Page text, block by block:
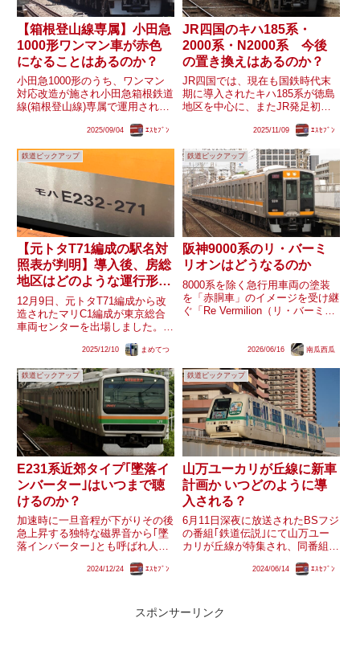
【箱根登山線専属】小田急
1000形ワンマン車が赤色
になることはあるのか？
小田急1000形のうち、ワンマン
対応改造が施され小田急箱根鉄道
線(箱根登山線)専属で運用されて
走っていた1000形は｢レーティッ
が、リニューアル車に置き換えら
れてからは運用は分かれ...
2025/09/04 ｴｽｾﾌﾞﾝ
JR四国のキハ185系・
2000系・N2000系 今後
の置き換えはあるのか？
JR四国では、現在も国鉄時代末
期に導入されたキハ185系が徳島
地区を中心に、またJR発足初期
山地区や高知地区を中心に活躍し
に譲渡された車両を含めると、
JR各社で最後とな...
2025/11/09 ｴｽｾﾌﾞﾝ
鉄道ピックアップ
【元トタT71編成の駅名対
照表が判明】導入後、房総
地区はどのような運行形態
になるのか
12月9日、元トタT71編成から改
造されたマリC1編成が東京総合
車両センターを出場しました。方
も明らかになっており、｢ワンマ
速｣といった特徴的な種別が表示
できるようになったとみら...
2025/12/10 まめてつ
鉄道ピックアップ
阪神9000系のリ・バーミ
リオンはどうなるのか
8000系を除く急行用車両の塗装
を「赤胴車」のイメージを受け継
ぐ「Re Vermilion（リ・バーミリ
が公表されたことで、外装変更後
9000系のみ...
2026/06/16 南瓜西瓜
鉄道ピックアップ
E231系近郊タイプ｢墜落イ
ンバーター｣はいつまで聴
けるのか？
加速時に一旦音程が下がりその後
急上昇する独特な磁界音から｢墜
落インバーター｣とも呼ばれ人気
車の日立製IGBT素子のVVVFイ
2018年に完了、その後は...
2024/12/24 ｴｽｾﾌﾞﾝ
鉄道ピックアップ
山万ユーカリが丘線に新車
計画か いつどのように導
入される？
6月11日深夜に放送されたBSフジ
の番組｢鉄道伝説｣にて山万ユー
カリが丘線が特集され、同番組内
を計画している｣｢新しい車両の
使用されている1000形は...
2024/06/14 ｴｽｾﾌﾞﾝ
スポンサーリンク